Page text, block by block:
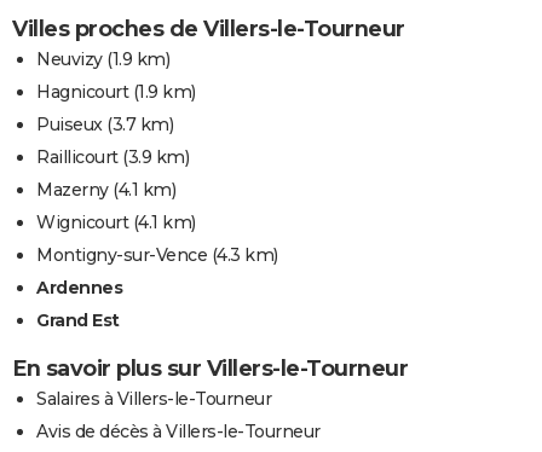
Villes proches de Villers-le-Tourneur
Neuvizy(1.9 km)
Hagnicourt(1.9 km)
Puiseux(3.7 km)
Raillicourt(3.9 km)
Mazerny(4.1 km)
Wignicourt(4.1 km)
Montigny-sur-Vence (4.3 km)
Ardennes
Grand Est
En savoir plus sur Villers-le-Tourneur
Salaires à Villers-le-Tourneur
Avis de décès à Villers-le-Tourneur